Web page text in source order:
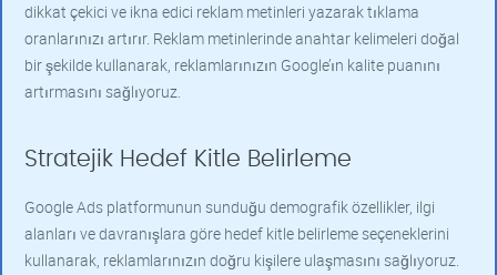
dikkat çekici ve ikna edici reklam metinleri yazarak tıklama
oranlarınızı artırır. Reklam metinlerinde anahtar kelimeleri doğal
bir şekilde kullanarak, reklamlarınızın Google’ın kalite puanını
artırmasını sağlıyoruz.
Stratejik Hedef Kitle Belirleme
Google Ads platformunun sunduğu demografik özellikler, ilgi
alanları ve davranışlara göre hedef kitle belirleme seçeneklerini
kullanarak, reklamlarınızın doğru kişilere ulaşmasını sağlıyoruz.